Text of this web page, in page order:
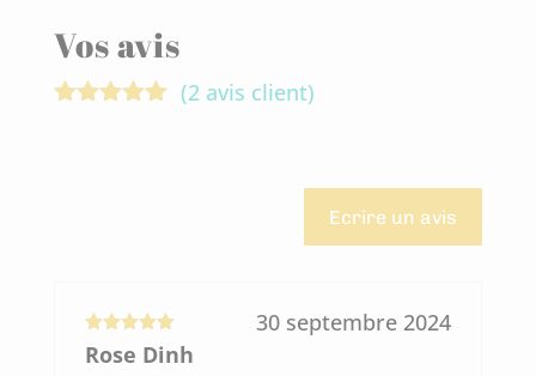
Vos avis
(2avis client)
Ecrire un avis
Note
sur
5
Rose Dinh
30 septembre 2024